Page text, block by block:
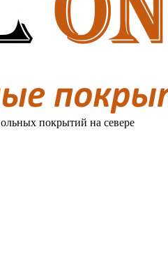
покрытий на севере